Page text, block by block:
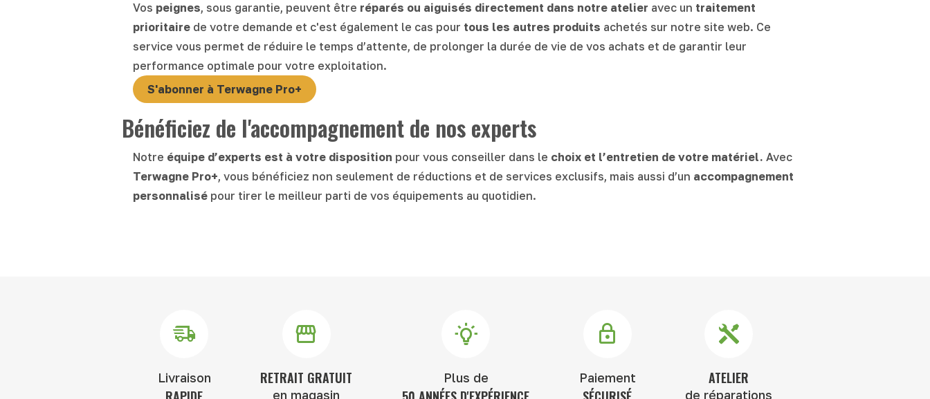
Vos peignes, sous garantie, peuvent être réparés ou aiguisés directement dans notre atelier avec un traitement
prioritaire de votre demande et c'est également le cas pour tous les autres produits achetés sur notre site web. Ce
service vous permet de réduire le temps d’attente, de prolonger la durée de vie de vos achats et de garantir leur
performance optimale pour votre exploitation.
S'abonner à Terwagne Pro+
Bénéficiez de l'accompagnement de nos experts
Notre équipe d’experts est à votre disposition pour vous conseiller dans le choix et l’entretien de votre matériel. Avec
Terwagne Pro+, vous bénéficiez non seulement de réductions et de services exclusifs, mais aussi d’un accompagnement
personnalisé pour tirer le meilleur parti de vos équipements au quotidien.
Livraison RETRAIT GRATUIT
en magasin
Plus de Paiement ATELIER
de réparations